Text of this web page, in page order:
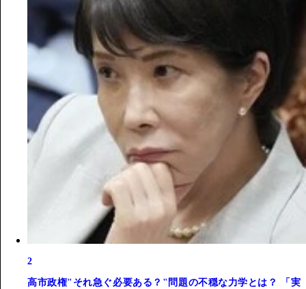
2
高市政権"それ急ぐ必要ある？"問題の不穏な力学とは？ 「実